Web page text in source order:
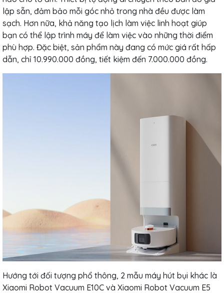
lập sẵn, đảm bảo mỗi góc nhỏ trong nhà đều được làm
sạch. Hơn nữa, khả năng tạo lịch làm việc linh hoạt giúp
bạn có thể lập trình máy để làm việc vào những thời điểm
phù hợp. Đặc biệt, sản phẩm này đang có mức giá rất hấp
dẫn, chỉ 10.990.000 đồng, tiết kiệm đến 7.000.000 đồng.
Hướng tới đối tượng phổ thông, 2 mẫu máy hút bụi khác là
Xiaomi Robot Vacuum E10C và Xiaomi Robot Vacuum E5